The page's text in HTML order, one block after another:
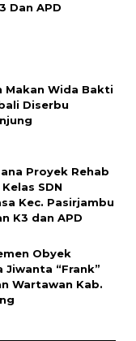
Dan APD
Makan Wida Bakti
Diserbu
Proyek Rehab
SDN
Kec. Pasirjambu
K3 dan APD
Obyek
Jiwanta “Frank”
Wartawan Kab.